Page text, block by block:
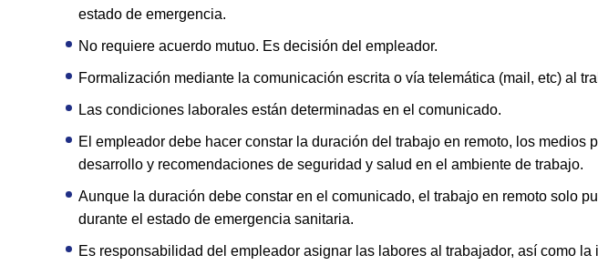
estado de emergencia.
No requiere acuerdo mutuo. Es decisión del empleador.
Formalización mediante la comunicación escrita o vía telemática (mail, etc) al
Las condiciones laborales están determinadas en el comunicado.
El empleador debe hacer constar la duración del trabajo en remoto, los medios
desarrollo y recomendaciones de seguridad y salud en el ambiente de trabajo.
Aunque la duración debe constar en el comunicado, el trabajo en remoto solo
durante el estado de emergencia sanitaria.
Es responsabilidad del empleador asignar las labores al trabajador, así como la